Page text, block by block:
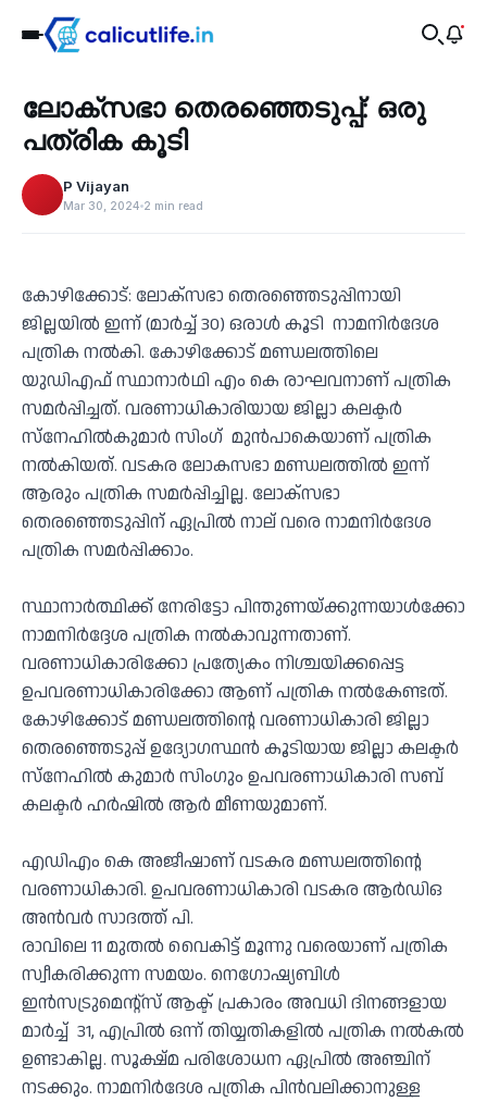
‹
Recent
ലോക്സഭാ തെരഞ്ഞെടുപ്പ്: ഒരു
പത്രിക കൂടി
P Vijayan
Mar 30, 2024 2 min read
കോഴിക്കോട്: ലോക്സഭാ തെരഞ്ഞെടുപ്പിനായി
ജില്ലയിൽ ഇന്ന് (മാർച്ച് 30) ഒരാൾ കൂടി നാമനിർദേശ
പത്രിക നൽകി. കോഴിക്കോട് മണ്ഡലത്തിലെ
യുഡിഎഫ് സ്ഥാനാർഥി എം കെ രാഘവനാണ് പത്രിക
സമർപ്പിച്ചത്. വരണാധികാരിയായ ജില്ലാ കലക്ടർ
സ്നേഹിൽകുമാർ സിംഗ് മുൻപാകെയാണ് പത്രിക
നൽകിയത്. വടകര ലോകസഭാ മണ്ഡലത്തിൽ ഇന്ന്
ആരും പത്രിക സമർപ്പിച്ചില്ല. ലോക്സഭാ
തെരഞ്ഞെടുപ്പിന് ഏപ്രിൽ നാല് വരെ നാമനിർദേശ
പത്രിക സമർപ്പിക്കാം.
സ്ഥാനാർത്ഥിക്ക് നേരിട്ടോ പിന്തുണയ്ക്കുന്നയാൾക്കോ
നാമനിർദ്ദേശ പത്രിക നൽകാവുന്നതാണ്.
വരണാധികാരിക്കോ പ്രത്യേകം നിശ്ചയിക്കപ്പെട്ട
ഉപവരണാധികാരിക്കോ ആണ് പത്രിക നൽകേണ്ടത്.
കോഴിക്കോട് മണ്ഡലത്തിന്റെ വരണാധികാരി ജില്ലാ
തെരഞ്ഞെടുപ്പ് ഉദ്യോഗസ്ഥൻ കൂടിയായ ജില്ലാ കലക്ടർ
സ്‌നേഹിൽ കുമാർ സിംഗും ഉപവരണാധികാരി സബ്
കലക്ടർ ഹർഷിൽ ആർ മീണയുമാണ്.
എഡിഎം കെ അജീഷാണ് വടകര മണ്ഡലത്തിന്റെ
വരണാധികാരി. ഉപവരണാധികാരി വടകര ആർഡിഒ
അൻവർ സാദത്ത് പി.
രാവിലെ 11 മുതൽ വൈകിട്ട് മൂന്നു വരെയാണ് പത്രിക
സ്വീകരിക്കുന്ന സമയം. നെഗോഷ്യബിൾ
ഇൻസട്രുമെന്റ്സ് ആക്ട് പ്രകാരം അവധി ദിനങ്ങളായ
മാർച്ച് 31, എപ്രിൽ ഒന്ന് തിയ്യതികളിൽ പത്രിക നൽകൽ
ഉണ്ടാകില്ല. സൂക്ഷ്മ പരിശോധന ഏപ്രിൽ അഞ്ചിന്
നടക്കും. നാമനിർദേശ പത്രിക പിൻവലിക്കാനുള്ള